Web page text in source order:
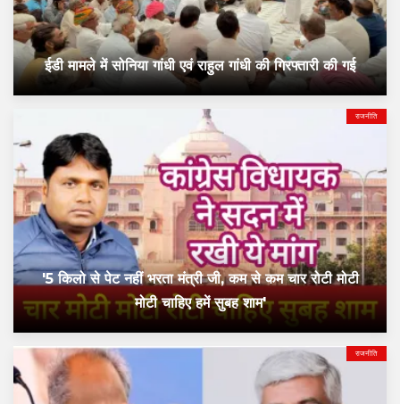
ईडी मामले में सोनिया गांधी एवं राहुल गांधी की गिरफ्तारी की गई
राजनीति
'5 किलो से पेट नहीं भरता मंत्री जी, कम से कम चार रोटी मोटी
मोटी चाहिए हमें सुबह शाम'
राजनीति